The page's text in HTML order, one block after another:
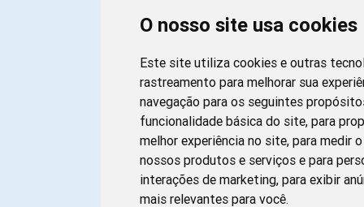
O nosso site usa cookies
Este site utiliza cookies e outras
rastreamento para melhorar sua
navegação para os seguintes
funcionalidade básica do site,para
melhor experiência no site,para medir
nossos produtos e serviços e para
interações de marketing,para exibir
mais relevantes para você.